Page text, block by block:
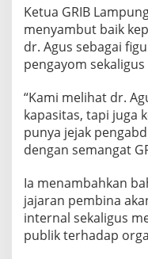
Ketua GRIB
menyambut baik
dr. Agus sebagai
pengayom
“Kami melihat dr.
kapasitas, tapi juga
punya jejak
dengan semangat
Ia menambahkan
jajaran pembina
internal sekaligus
publik terhadap